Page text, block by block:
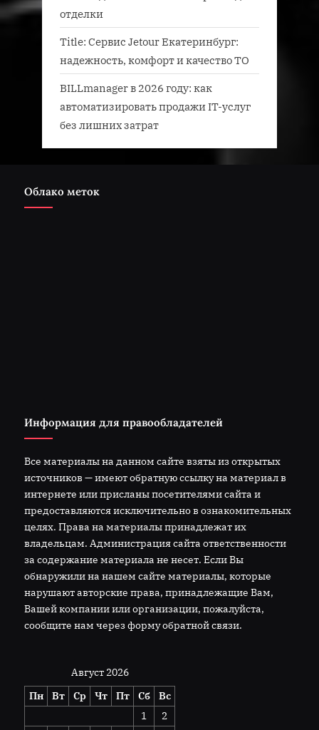
отделки
Title: Сервис Jetour Екатеринбург:
надежность, комфорт и качество ТО
BILLmanager в 2026 году: как
автоматизировать продажи IT-услуг
без лишних затрат
Облако меток
Информация для правообладателей
Все материалы на данном сайте взяты из открытых
источников — имеют обратную ссылку на материал в
интернете или присланы посетителями сайта и
предоставляются исключительно в ознакомительных
целях. Права на материалы принадлежат их
владельцам. Администрация сайта ответственности
за содержание материала не несет. Если Вы
обнаружили на нашем сайте материалы, которые
нарушают авторские права, принадлежащие Вам,
Вашей компании или организации, пожалуйста,
сообщите нам через форму обратной связи.
Август 2026
Пн
Вт Ср Чт Пт Сб
Вс
1
2